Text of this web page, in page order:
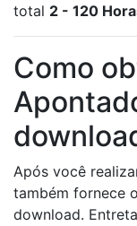
total 2 - 120
Como
Após você
também fornece
download.